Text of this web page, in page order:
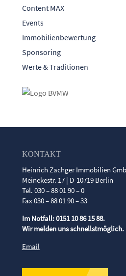
Content MAX
Events
Immobilienbewertung
Sponsoring
Werte & Traditionen
KONTAKT
Heinrich Zachger Immobilien
Meinekestr. 17 | D-10719 Berlin
Tel. 030 – 88 01 90 – 0
Fax 030 – 88 01 90 – 33
Im Notfall: 0151 10 86 15 88.
Wir melden uns schnellstmöglich.
Email